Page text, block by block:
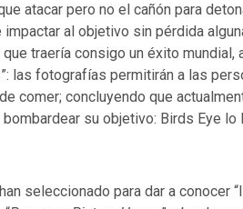
atacar pero no el cañón para
al objetivo sin pérdida
que traería consigo un éxito
las fotografías permitirán a las
comer; concluyendo que
su objetivo: Birds Eye lo
seleccionado para dar a